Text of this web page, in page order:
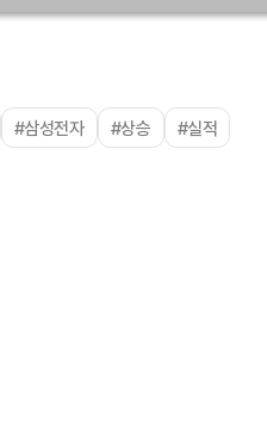
#삼성전자 #상승
#실적